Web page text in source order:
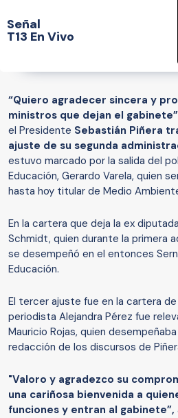
Señal
T13 En Vivo
“Quiero agradecer sincera y
ministros que dejan el gabinete”
el Presidente Sebastián Piñera
ajuste de su segunda
estuvo marcado por la salida del
Educación, Gerardo Varela, quien
hasta hoy titular de Medio
En la cartera que deja la ex
Schmidt, quien durante la primera
se desempeñó en el entonces
Educación.
El tercer ajuste fue en la cartera
periodista Alejandra Pérez fue
Mauricio Rojas, quien
redacción de los discursos de
"Valoro y agradezco su
una cariñosa bienvenida a
funciones y entran al gabinete”,